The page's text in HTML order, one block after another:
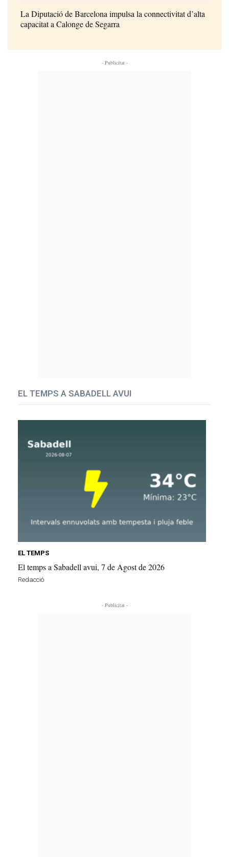
La Diputació de Barcelona impulsa la connectivitat d’alta
capacitat a Calonge de Segarra
- Publicitat -
EL TEMPS A SABADELL AVUI
EL TEMPS
El temps a Sabadell avui, 7 de Agost de 2026
Redacció
- Publicitat -